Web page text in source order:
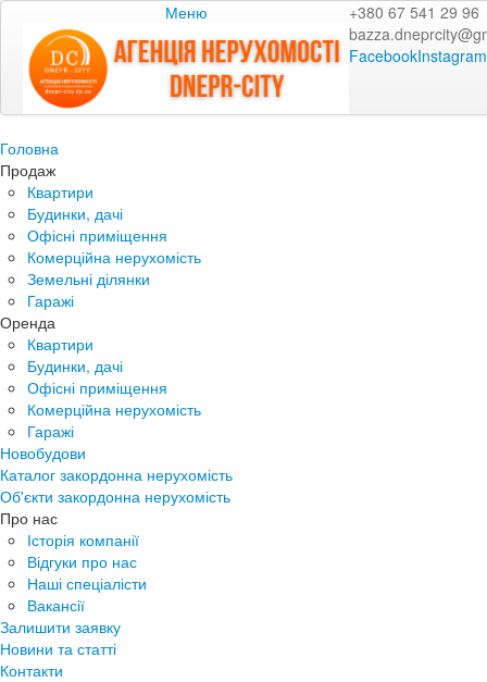
Меню
+380 67 541 29 96
FacebookInstagram
Головна
Продаж
Квартири
Будинки, дачі
Офісні приміщення
Комерційна нерухомість
Земельні ділянки
Гаражі
Оренда
Квартири
Будинки, дачі
Офісні приміщення
Комерційна нерухомість
Гаражі
Новобудови
Каталог закордонна нерухомість
Об'єкти закордонна нерухомість
Про нас
Історія компанії
Відгуки про нас
Наші спеціалісти
Вакансії
Залишити заявку
Новини та статті
Контакти